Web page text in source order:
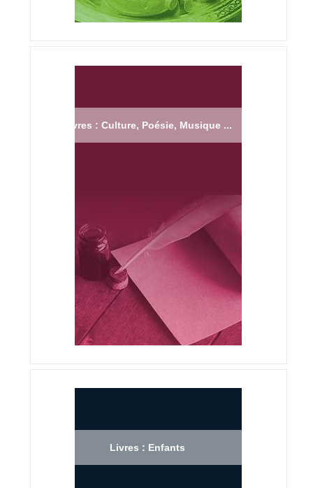
Livres : Culture, Poésie, Musique ...
Livres : Enfants